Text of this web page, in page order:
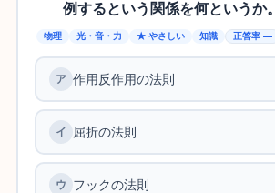
例するという関係を何というか。
物理 光・音・力 ★ やさしい 知識 正答率 —
作用反作用の法則
屈折の法則
フックの法則